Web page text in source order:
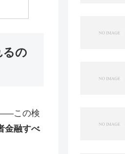
るの
——この検
金融すべ